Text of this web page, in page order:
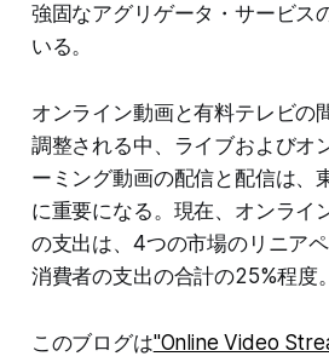
強固なアグリゲータ・サービス
いる。
オンライン動画と有料テレビの
調整される中、ライブおよびオ
ーミング動画の配信と配信は、
に重要になる。現在、オンライ
の支出は、4つの市場のリニア
消費者の支出の合計の25%程度。
このブログは"Online Video